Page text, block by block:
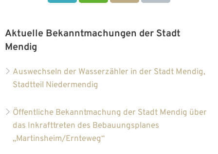
Stadt Mendig
Aktuelle Bekanntmachungen der Stadt
Mendig
Auswechseln der Wasserzähler in der Stadt Mendig,
Stadtteil Niedermendig
Öffentliche Bekanntmachung der Stadt Mendig über
das Inkrafttreten des Bebauungsplanes
„Martinsheim/Ernteweg“